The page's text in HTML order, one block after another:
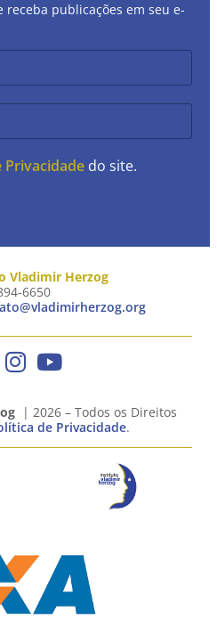
publicações em seu e-
Privacidade do site.
Vladimir Herzog
6650
| 2026 – Todos os Direitos
de Privacidade.